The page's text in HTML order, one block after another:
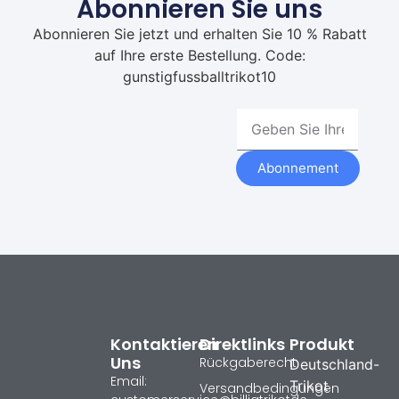
Abonnieren Sie uns
Abonnieren Sie jetzt und erhalten Sie 10 % Rabatt
auf Ihre erste Bestellung. Code:
gunstigfussballtrikot10
Abonnement
Produkt
Deutschland-
Trikot
Direktlinks
Rückgaberecht
Versandbedingungen
Kontaktieren
Uns
Email: